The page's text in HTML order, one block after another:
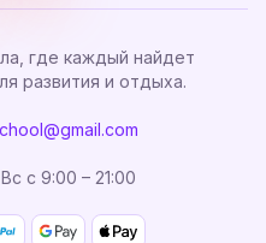
где каждый найдет
развития и отдыха.
с 9:00 – 21:00